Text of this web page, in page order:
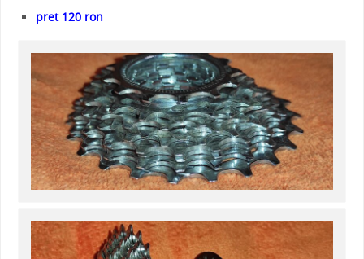
pret 120 ron